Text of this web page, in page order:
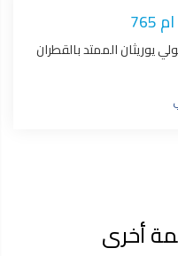
يوريثان الممتد بالقطران
أخرى